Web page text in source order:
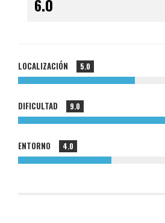
LOCALIZACIÓN 5.0
DIFICULTAD 9.0
ENTORNO 4.0